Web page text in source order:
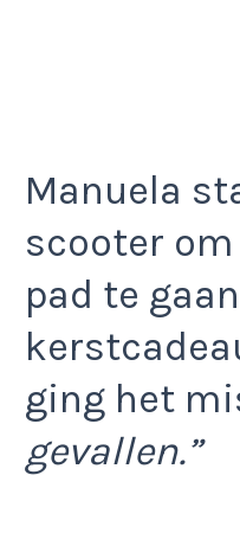
Manuela
scooter
pad te
ging het
gevallen.”